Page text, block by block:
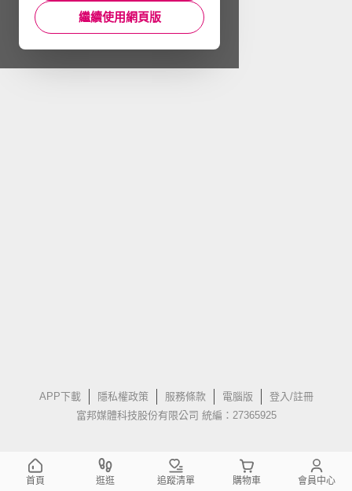
APP下載 隱私權政策 服務條款 電腦版
登入/註冊
富邦媒體科技股份有限公司 統編：27365925
繼續使用網頁版
首頁 逛逛 追蹤清單 購物車 會員中心